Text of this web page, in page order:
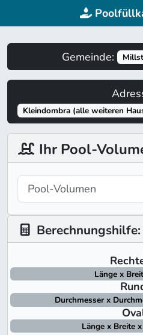
Gemeinde:
Kleindombra (alle weiteren
Ihr Pool-
Berechnungshilfe:
Länge x
Durchmesser x
Länge x Breite